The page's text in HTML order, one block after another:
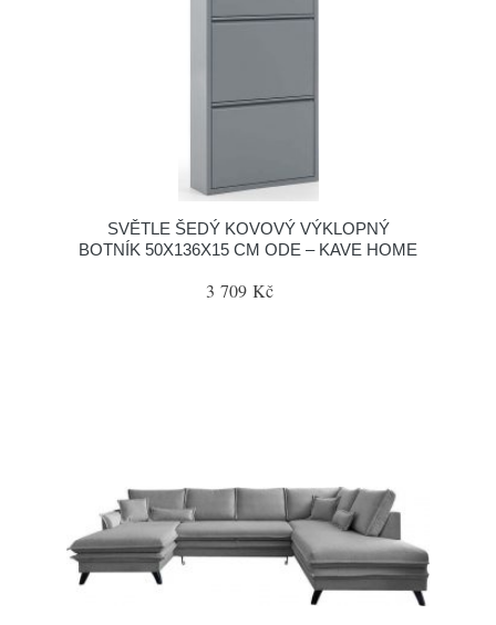
SVĚTLE ŠEDÝ KOVOVÝ VÝKLOPNÝ
BOTNÍK 50X136X15 CM ODE – KAVE HOME
3 709 Kč